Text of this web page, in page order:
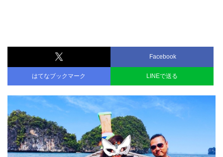
Facebook
はてなブックマーク LINEで送る